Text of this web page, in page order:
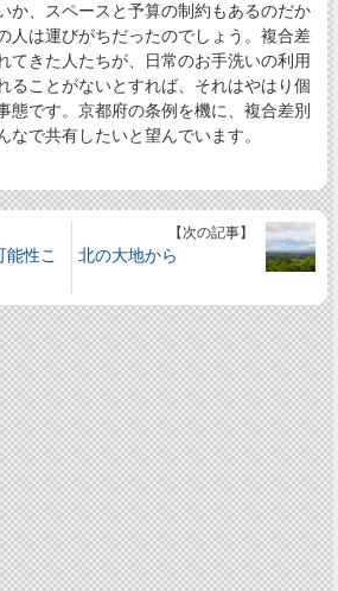
か、スペースと予算の制約もあるのだか
人は運びがちだったのでしょう。複合差
てきた人たちが、日常のお手洗いの利用
ることがないとすれば、それはやはり個
態です。京都府の条例を機に、複合差別
なで共有したいと望んでいます。
能性こ
【次の記事】
北の大地から